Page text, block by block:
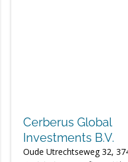
Cerberus Global
Investments B.V.
Oude Utrechtseweg 32,